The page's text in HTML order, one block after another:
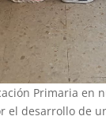
Primaria en
el desarrollo de